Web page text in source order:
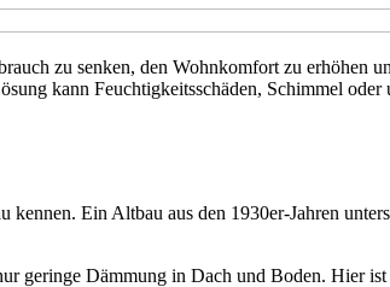
zu senken, den Wohnkomfort zu erhöhen
kann Feuchtigkeitsschäden, Schimmel
Ein Altbau aus den 1930er-Jahren
geringe Dämmung in Dach und Boden. Hier